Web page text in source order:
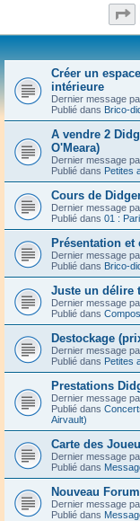
Créer un
intérieure
Dernier message
Publié dans Brico-
A vendre 2
O'Meara)
Dernier message
Publié dans Petites
Cours de
Dernier message
Publié dans 01 :
Présentation
Dernier message
Publié dans Brico-
Juste un délire
Dernier message
Publié dans
Destockage
Dernier message
Publié dans Petites
Prestations
Dernier message
Publié dans
Airvault)
Carte des
Dernier message
Publié dans
Nouveau
Dernier message
Publié dans